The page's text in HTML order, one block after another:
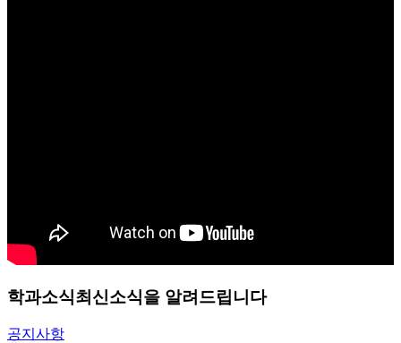
학과소식최신소식을 알려드립니다
공지사항